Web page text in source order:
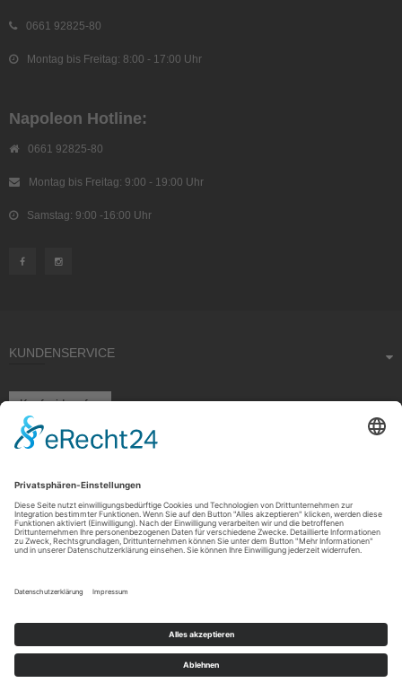
0661 92825-80
Montag bis Freitag: 8:00 - 17:00 Uhr
Napoleon Hotline:
0661 92825-80
Montag bis Freitag: 9:00 - 19:00 Uhr
Samstag: 9:00 -16:00 Uhr
KUNDENSERVICE
Kauf widerrufen
RECHTLICHES
ÜBER UNS